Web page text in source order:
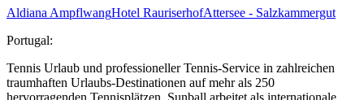
Aldiana AmpflwangHotel RauriserhofAttersee - Salzkammergut
Portugal:
Tennis Urlaub und professioneller Tennis-Service in zahlreichen
traumhaften Urlaubs-Destinationen auf mehr als 250